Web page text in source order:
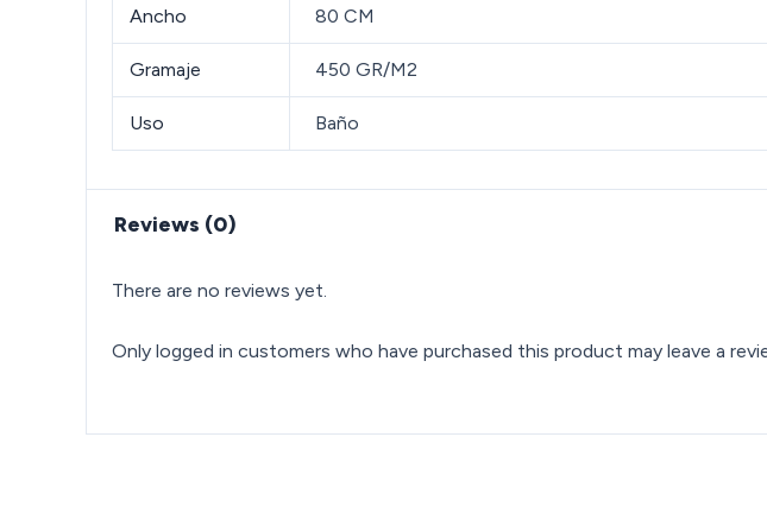
Ancho 80 CM
Gramaje 450 GR/M2
Uso Baño
Reviews (0)
There are no reviews yet.
Only logged in customers who have purchased this product may leave a